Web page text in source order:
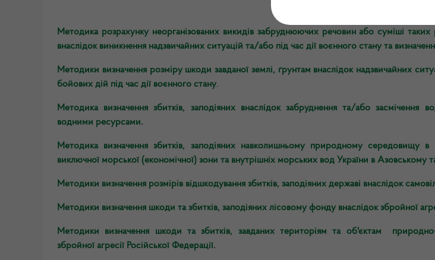
Методика розрахунку неорганізованих викидів забруднюючих речовин або суміші
внаслідок виникнення надзвичайних ситуацій та/або під час дії воєнного стану та
Методики визначення розміру шкоди завданої землі, ґрунтам внаслідок надзвичайних
бойових дій під час дії воєнного стану.
Методика визначення збитків, заподіяних внаслідок забруднення та/або засмічення
водними ресурсами.
Методика визначення збитків, заподіяних навколишньому природному середовищу в
виключної морської (економічної) зони та внутрішніх морських вод України в Азовському
Методики визначення розмірів відшкодування збитків, заподіяних державі внаслідок
Методики визначення шкоди та збитків, заподіяних лісовому фонду внаслідок збройної
Методики визначення шкоди та збитків, завданих територіям та об'єктам
збройної агресії Російської Федерації.